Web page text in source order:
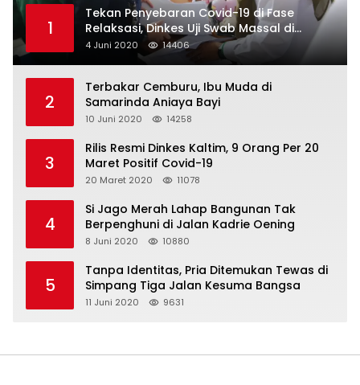
1
Tekan Penyebaran Covid-19 di Fase
Relaksasi, Dinkes Uji Swab Massal di
Pelabuhan Samarinda
4 Juni 2020 14406
2
Terbakar Cemburu, Ibu Muda di
Samarinda Aniaya Bayi
10 Juni 2020 14258
3
Rilis Resmi Dinkes Kaltim, 9 Orang Per 20
Maret Positif Covid-19
20 Maret 2020 11078
4
Si Jago Merah Lahap Bangunan Tak
Berpenghuni di Jalan Kadrie Oening
8 Juni 2020 10880
5
Tanpa Identitas, Pria Ditemukan Tewas di
Simpang Tiga Jalan Kesuma Bangsa
11 Juni 2020 9631